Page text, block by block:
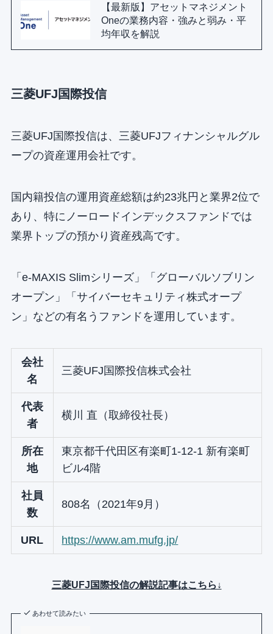
【最新版】アセットマネジメント
Oneの業務内容・強みと弱み・平
均年収を解説
三菱UFJ国際投信
三菱UFJ国際投信は、三菱UFJフィナンシャルグル
ープの資産運用会社です。
国内籍投信の運用資産総額は約23兆円と業界2位で
あり、特にノーロードインデックスファンドでは
業界トップの預かり資産残高です。
「e-MAXIS Slimシリーズ」「グローバルソブリン
オープン」「サイバーセキュリティ株式オープ
ン」などの有名うファンドを運用しています。
会社
名
三菱UFJ国際投信株式会社
代表
者
横川 直（取締役社長）
所在
地
東京都千代田区有楽町1-12-1 新有楽町
ビル4階
社員
数
808名（2021年9月）
URL https://www.am.mufg.jp/
三菱UFJ国際投信の解説記事はこちら↓
あわせて読みたい